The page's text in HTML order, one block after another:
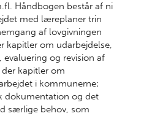
Håndbogen består af ni
med læreplaner trin
af lovgivningen
kapitler om udarbejdelse,
og revision af
kapitler om
i kommunerne;
dokumentation og det
særlige behov, som